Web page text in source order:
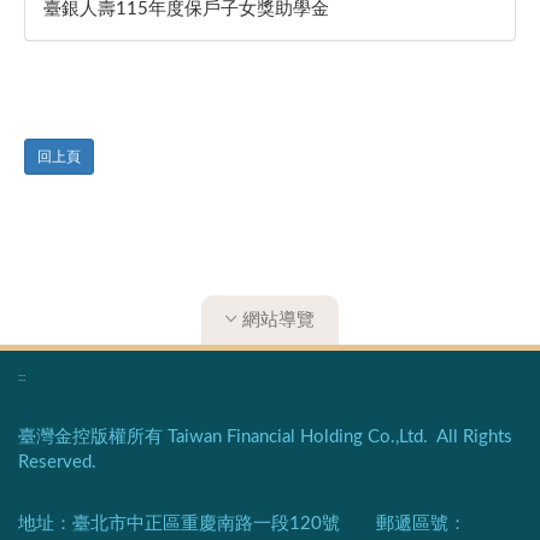
臺銀人壽115年度保戶子女獎助學金
回上頁
網站導覽
:::
臺灣金控版權所有 Taiwan Financial Holding Co.,Ltd. All Rights
Reserved.
地址：臺北市中正區重慶南路一段120號 郵遞區號：